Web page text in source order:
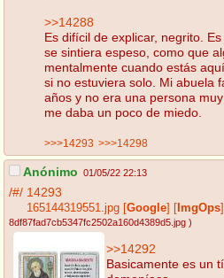
>>14288
Es difícil de explicar, negrito.
se sintiera espeso, como que
mentalmente cuando estás
si no estuviera solo. Mi abuela
años y no era una persona
me daba un poco de miedo.
>>>14293 >>>14298
Anónimo 01/05/22 22:13
/#/ 14293
165144319551.jpg Google ImgOps
8df87fad7cb5347fc2502a160d4389d5.jpg )
>>14292
Basicamente es un